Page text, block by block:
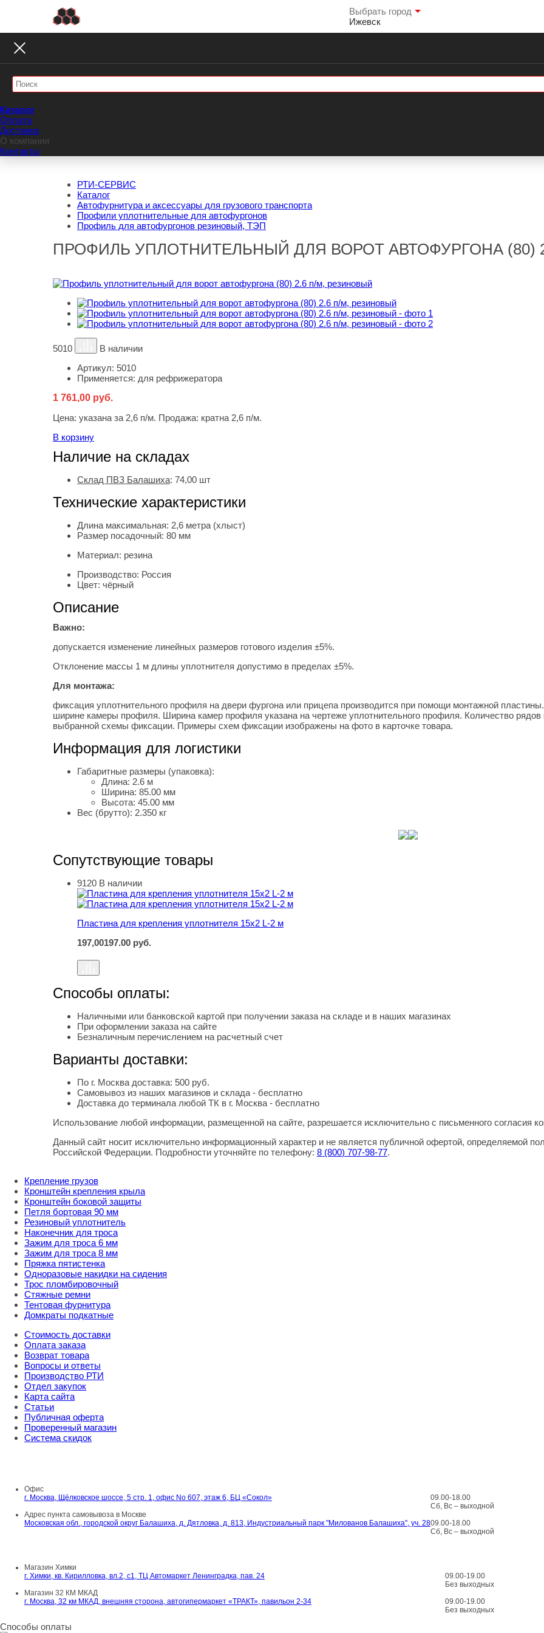
Выбрать город
Ижевск
Каталог
Оплата
Доставка
О компании
Контакты
РТИ-СЕРВИС
Каталог
Автофурнитура и аксессуары для грузового транспорта
Профили уплотнительные для автофургонов
Профиль для автофургонов резиновый, ТЭП
ПРОФИЛЬ УПЛОТНИТЕЛЬНЫЙ ДЛЯ ВОРОТ АВТОФУРГОНА (80)
5010
В наличии
Артикул: 5010
Применяется: для рефрижератора
1 761,00 руб.
Цена: указана за 2,6 п/м. Продажа: кратна 2,6 п/м.
В корзину
Наличие на складах
Склад ПВЗ Балашиха: 74,00 шт
Технические характеристики
Длина максимальная: 2,6 метра (хлыст)
Размер посадочный: 80 мм
Материал: резина
Производство: Россия
Цвет: чёрный
Описание
Важно:
допускается изменение линейных размеров готового изделия ±5%.
Отклонение массы 1 м длины уплотнителя допустимо в пределах ±5%.
Для монтажа:
фиксация уплотнительного профиля на двери фургона или прицепа производится при помощи монтажной
ширине камеры профиля. Ширина камер профиля указана на чертеже уплотнительного профиля. Количество
выбранной схемы фиксации. Примеры схем фиксации изображены на фото в карточке товара.
Информация для логистики
Габаритные размеры (упаковка):
Длина: 2.6 м
Ширина: 85.00 мм
Высота: 45.00 мм
Вес (брутто): 2.350 кг
Сопутствующие товары
Пластина для крепления уплотнителя 15х2 L-2 м
9120 В наличии
Пластина для крепления уплотнителя 15х2 L-2 м
197,00197.00 руб.
Способы оплаты:
Наличными или банковской картой при получении заказа на складе и в наших магазинах
При оформлении заказа на сайте
Безналичным перечислением на расчетный счет
Варианты доставки:
По г. Москва доставка: 500 руб.
Самовывоз из наших магазинов и склада - бесплатно
Доставка до терминала любой ТК в г. Москва - бесплатно
Использование любой информации, размещенной на сайте, разрешается исключительно с письменного согласия
Данный сайт носит исключительно информационный характер и не является публичной офертой, определяемой
Российской Федерации. Подробности уточняйте по телефону: 8 (800) 707-98-77.
Крепление грузов
Кронштейн крепления крыла
Кронштейн боковой защиты
Петля бортовая 90 мм
Резиновый уплотнитель
Наконечник для троса
Зажим для троса 6 мм
Зажим для троса 8 мм
Пряжка пятистенка
Одноразовые накидки на сидения
Трос пломбировочный
Стяжные ремни
Тентовая фурнитура
Домкраты подкатные
Стоимость доставки
Оплата заказа
Возврат товара
Вопросы и ответы
Производство РТИ
Отдел закупок
Карта сайта
Статьи
Публичная оферта
Проверенный магазин
Система скидок
Офис
г. Москва, Щёлковское шоссе, 5 стр. 1, офис No 607, этаж 6, БЦ «Сокол»
09.00-18.00
Сб, Вс – выходной
Адрес пункта самовывоза в Москве
Московская обл., городской округ Балашиха, д. Дятловка, д. 813, Индустриальный парк "Милованов Балашиха", уч. 2809.00-18.00
Сб, Вс – выходной
Магазин Химки
г. Химки, кв. Кирилловка, вл.2, с1, ТЦ Автомаркет Ленинградка, пав. 24
09.00-19.00
Без выходных
Магазин 32 КМ МКАД
г. Москва, 32 км МКАД, внешняя сторона, автогипермаркет «ТРАКТ», павильон 2-34
09.00-19.00
Без выходных
Способы оплаты